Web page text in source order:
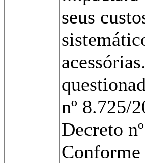
seus
nº 8.725/
Decreto
Conforme